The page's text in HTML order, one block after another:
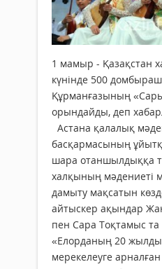
1 мамыр - Қазақстан
күнінде 500
Құрманғазының
орындайды, деп
Астана қалалық
басқармасының
шара отаншылдыққа
халқының мәдениеті
дамыту мақсатын
айтыскер ақындар
пен Сара Тоқтамыс
«Елорданың 20
мерекелеуге